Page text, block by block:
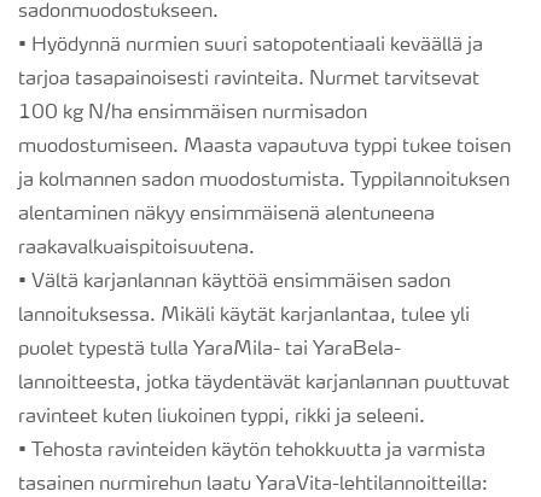
sadonmuodostukseen.
• Hyödynnä nurmien suuri satopotentiaali keväällä ja
tarjoa tasapainoisesti ravinteita. Nurmet tarvitsevat
100 kg N/ha ensimmäisen nurmisadon
muodostumiseen. Maasta vapautuva typpi tukee toisen
ja kolmannen sadon muodostumista. Typpilannoituksen
alentaminen näkyy ensimmäisenä alentuneena
raakavalkuaispitoisuutena.
• Vältä karjanlannan käyttöä ensimmäisen sadon
lannoituksessa. Mikäli käytät karjanlantaa, tulee yli
puolet typestä tulla YaraMila- tai YaraBela-
lannoitteesta, jotka täydentävät karjanlannan puuttuvat
ravinteet kuten liukoinen typpi, rikki ja seleeni.
• Tehosta ravinteiden käytön tehokkuutta ja varmista
tasainen nurmirehun laatu YaraVita-lehtilannoitteilla: